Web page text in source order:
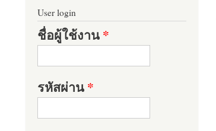
User login
ชื่อผู้ใช้งาน*
รหัสผ่าน*